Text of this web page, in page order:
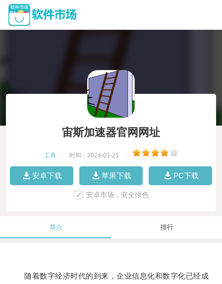
宙斯加速器官网网址
工具 时间：2024-01-21
安卓下载 苹果下载 PC下载
安卓市场，安全绿色
简介 排行
随着数字经济时代的到来，企业信息化和数字化已经成